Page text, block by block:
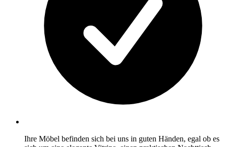
Ihre Möbel befinden sich bei uns in guten Händen, egal ob es